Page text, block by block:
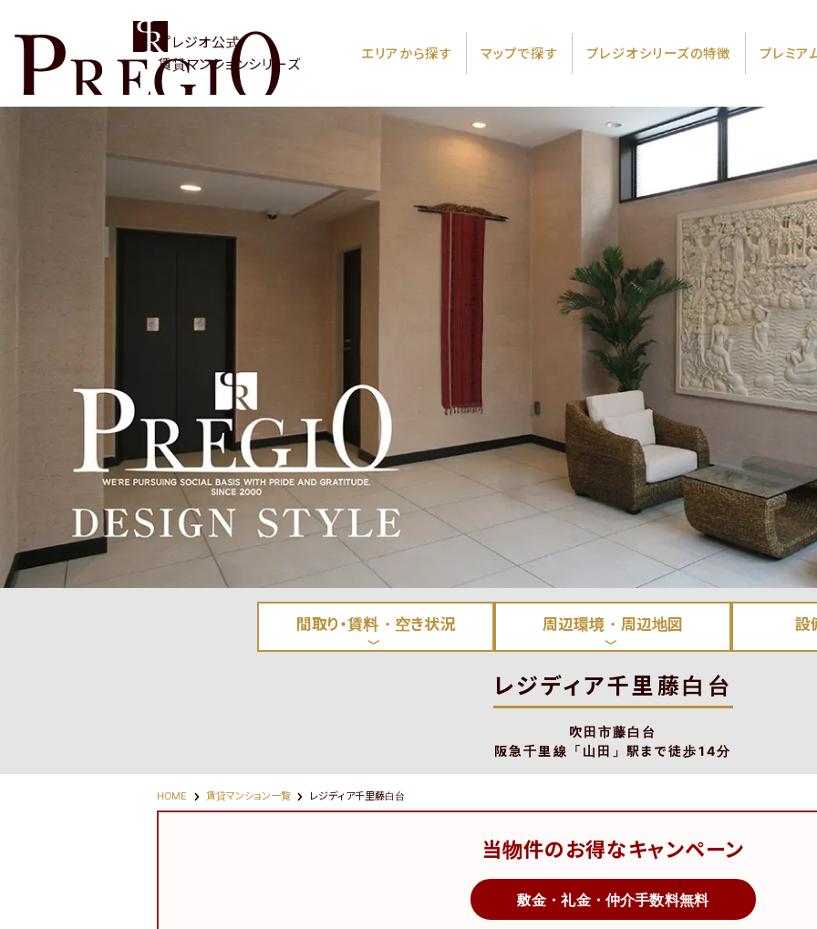
プレジオ公式
賃貸マンションシリーズ
エリアから探す マップで探す プレジオシリーズの特徴 プレミア
間取り・賃料・空き状況 周辺環境・周辺地図 設
レジディア千里藤白台
吹田市藤白台
阪急千里線「山田」駅まで徒歩14分
HOME 賃貸マンション一覧 レジディア千里藤白台
当物件のお得なキャンペーン
敷金・礼金・仲介手数料無料